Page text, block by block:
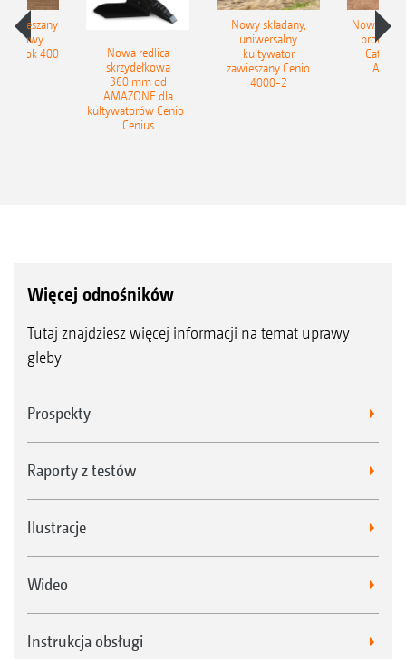
Tyrok 400
Nowa redlica
skrzydełkowa
360 mm od
AMAZONE dla
kultywatorów Cenio i
Cenius
Nowy składany,
uniwersalny
kultywator
zawieszany Cenio
4000-2
Nowe
brony
Więcej odnośników
Tutaj znajdziesz więcej informacji na temat uprawy
gleby
Prospekty
Raporty z testów
Ilustracje
Wideo
Instrukcja obsługi